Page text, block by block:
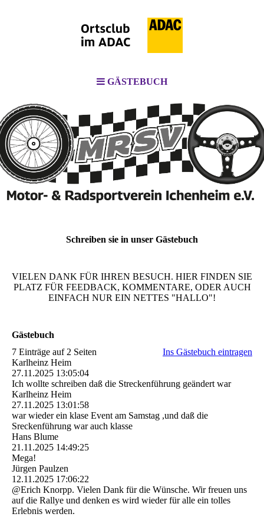
GÄSTEBUCH
Schreiben sie in unser Gästebuch
VIELEN DANK FÜR IHREN BESUCH. HIER FINDEN SIE
PLATZ FÜR FEEDBACK, KOMMENTARE, ODER AUCH
EINFACH NUR EIN NETTES "HALLO"!
Gästebuch
7 Einträge auf 2 Seiten
Ins Gästebuch eintragen
Karlheinz Heim
27.11.2025 13:05:04
Ich wollte schreiben daß die Streckenführung geändert war
Karlheinz Heim
27.11.2025 13:01:58
war wieder ein klase Event am Samstag ,und daß die
Sreckenführung war auch klasse
Hans Blume
21.11.2025 14:49:25
Mega!
Jürgen Paulzen
12.11.2025 17:06:22
@Erich Knorpp. Vielen Dank für die Wünsche. Wir freuen uns
auf die Rallye und denken es wird wieder für alle ein tolles
Erlebnis werden.